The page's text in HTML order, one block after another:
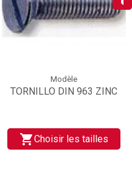
add_circle_outline
liste
une liste d'envies
((deleteText))
(( actionText ))
((renameText))
Modèle
TORNILLO DIN 963 ZINC
shopping_cartChoisir les tailles